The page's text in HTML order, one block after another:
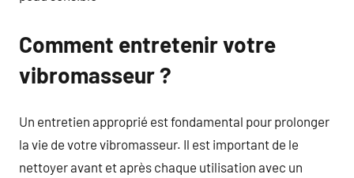
Comment entretenir votre
vibromasseur ?
Un entretien approprié est fondamental pour prolonger
la vie de votre vibromasseur. Il est important de le
nettoyer avant et après chaque utilisation avec un